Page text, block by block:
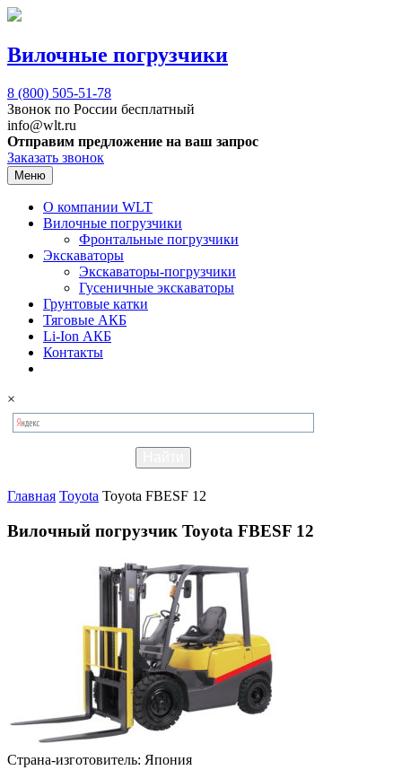
Вилочные погрузчики
8 (800) 505-51-78
Звонок по России бесплатный
info@wlt.ru
Отправим предложение на ваш запрос
Заказать звонок
Меню
О компании WLT
Вилочные погрузчики
Фронтальные погрузчики
Экскаваторы
Экскаваторы-погрузчики
Гусеничные экскаваторы
Грунтовые катки
Тяговые АКБ
Li-Ion АКБ
Контакты
×
Главная Toyota Toyota FBESF 12
Вилочный погрузчик Toyota FBESF 12
Страна-изготовитель: Япония